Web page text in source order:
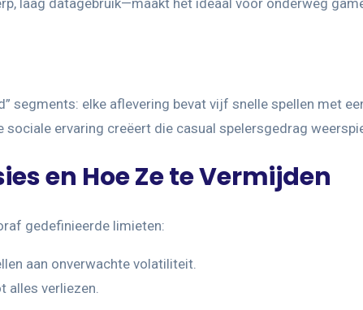
laag datagebruik—maakt het ideaal voor onderweg
segments: elke aflevering bevat vijf snelle spellen met
ervaring creëert die casual spelersgedrag
en Hoe Ze te Vermijden
gedefinieerde limieten:
aan onverwachte volatiliteit.
alles verliezen.